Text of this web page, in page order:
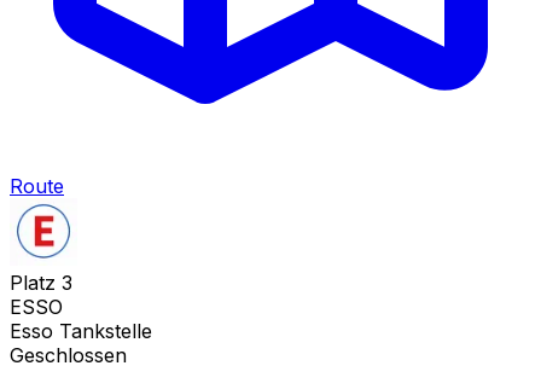
Route
Platz 3
ESSO
Esso Tankstelle
Geschlossen